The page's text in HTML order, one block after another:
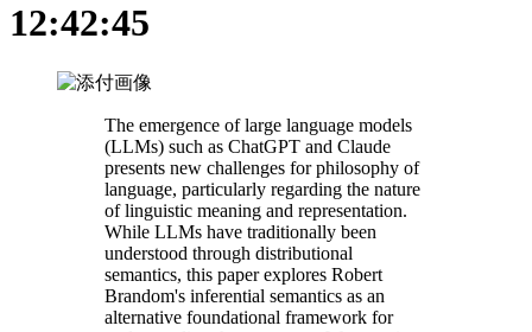
12:42:45
The emergence of large language models
(LLMs) such as ChatGPT and Claude
presents new challenges for philosophy of
language, particularly regarding the nature
of linguistic meaning and representation.
While LLMs have traditionally been
understood through distributional
semantics, this paper explores Robert
Brandom's inferential semantics as an
alternative foundational framework for